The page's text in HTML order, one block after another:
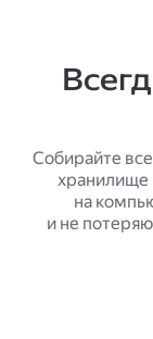
Собирайте
хранилище
на
и не